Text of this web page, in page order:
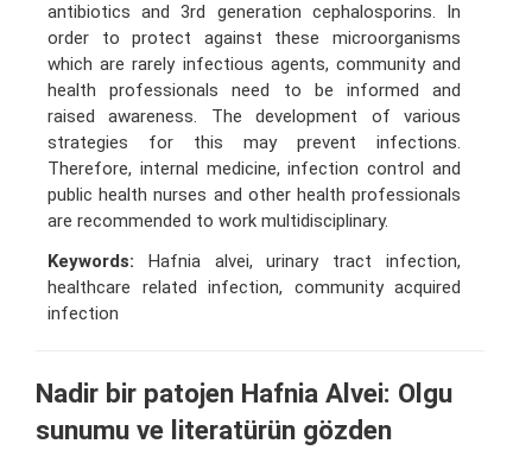
antibiotics and 3rd generation cephalosporins. In
order to protect against these microorganisms
which are rarely infectious agents, community and
health professionals need to be informed and
raised awareness. The development of various
strategies for this may prevent infections.
Therefore, internal medicine, infection control and
public health nurses and other health professionals
are recommended to work multidisciplinary.
Keywords: Hafnia alvei, urinary tract infection,
healthcare related infection, community acquired
infection
Nadir bir patojen Hafnia Alvei: Olgu
sunumu ve literatürün gözden